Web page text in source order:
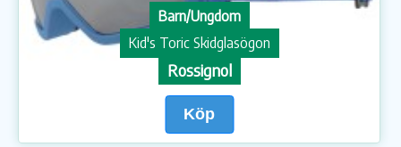
Barn/Ungdom
Kid's Toric Skidglasögon
Rossignol
Köp